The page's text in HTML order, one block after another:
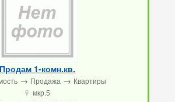
Продам 1-комн.кв.
→ Продажа → Квартиры
u мкр.5